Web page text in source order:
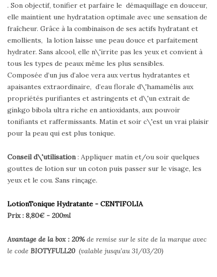
. Son objectif, tonifier et parfaire le démaquillage en douceur,
elle maintient une hydratation optimale avec une sensation de
fraîcheur. Grâce à la combinaison de ses actifs hydratant et
emollients, la lotion laisse une peau douce et parfaitement
hydrater. Sans alcool, elle n\'irrite pas les yeux et convient à
tous les types de peaux même les plus sensibles.
Composée d’un jus d’aloe vera aux vertus hydratantes et
apaisantes extraordinaire, d’eau florale d\'hamamélis aux
propriétés purifiantes et astringents et d\'un extrait de
ginkgo bibola ultra riche en antioxidants, aux pouvoir
tonifiants et raffermissants. Matin et soir c\'est un vrai plaisir
pour la peau qui est plus tonique.
Conseil d\'utilisation : Appliquer matin et/ou soir quelques
gouttes de lotion sur un coton puis passer sur le visage, les
yeux et le cou. Sans rinçage.
LotionTonique Hydratante - CENTIFOLIA
Prix : 8,80€ - 200ml
Avantage de la box : 20%de remise sur le site de la marque avec
le code BIOTYFULL20(valable jusqu’au 31/03/20)